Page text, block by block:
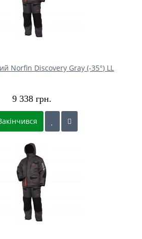
Norfin Discovery Gray (-35°) LL
9 338 грн.